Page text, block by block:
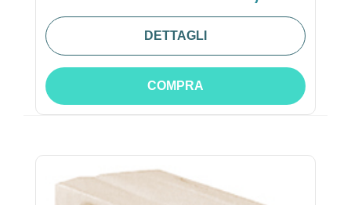
DETTAGLI
COMPRA